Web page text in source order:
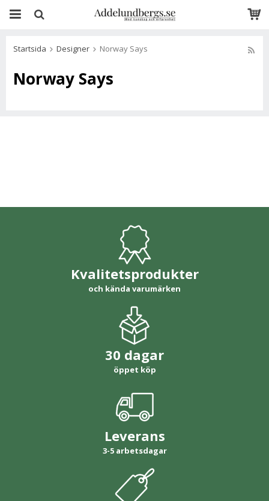
Startsida Designer Norway Says
Norway Says
Kvalitetsprodukter
och kända varumärken
30 dagar
öppet köp
Leverans
3-5 arbetsdagar